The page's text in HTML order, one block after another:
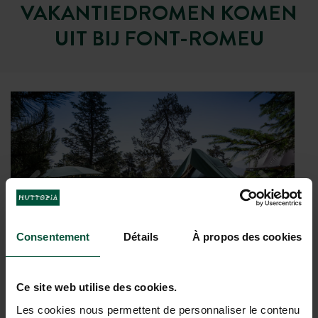
Consentement Détails À propos des cookies
Ce site web utilise des cookies.
Les cookies nous permettent de personnaliser le contenu
VAKANTIEDROMEN KOMEN
UIT BIJ FONT-ROMEU